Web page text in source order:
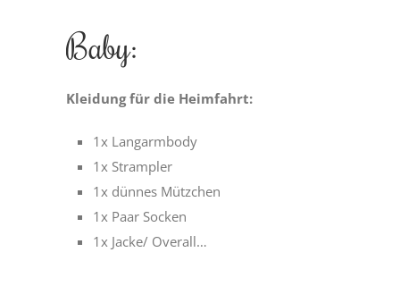
Baby:
Kleidung für die Heimfahrt:
1x Langarmbody
1x Strampler
1x dünnes Mützchen
1x Paar Socken
1x Jacke/ Overall…